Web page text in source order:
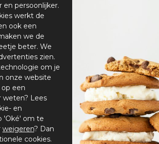
en persoonlijker.
werkt de
ook een
we de
beter. We
zien.
om je
onze website
een
weten? Lees
en
'Oké' om te
weigeren? Dan
cookies.